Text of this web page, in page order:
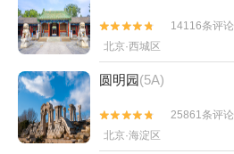


14116条评论
北京·西城区
圆明园(5A)


25861条评论
北京·海淀区